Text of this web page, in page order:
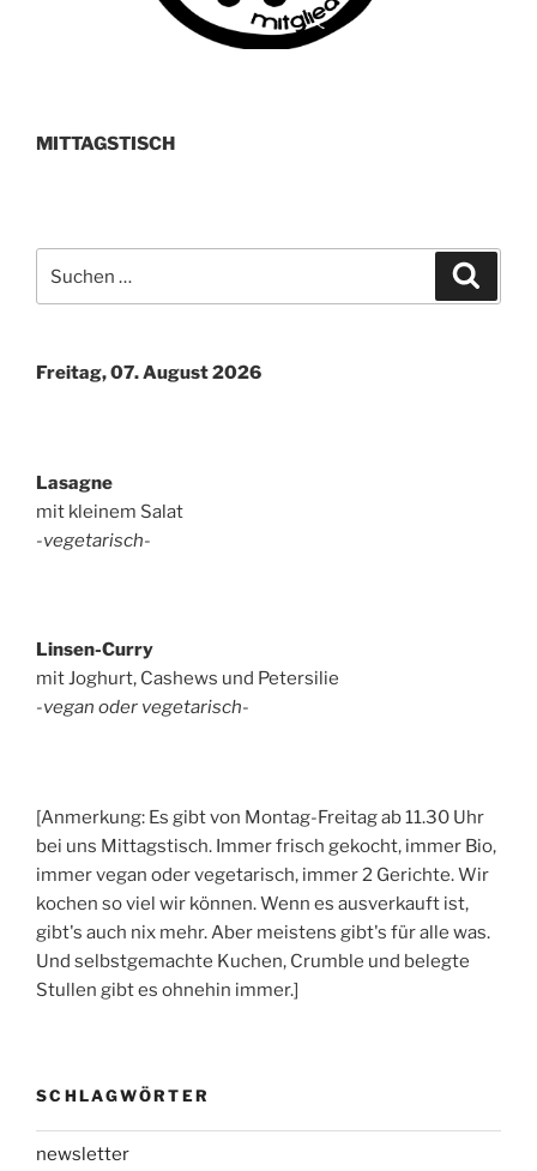
MITTAGSTISCH
nach:
Freitag, 07. August 2026
Lasagne
mit kleinem Salat
-vegetarisch-
Linsen-Curry
mit Joghurt, Cashews und Petersilie
-vegan oder vegetarisch-
[Anmerkung: Es gibt von Montag-Freitag ab 11.30 Uhr
bei uns Mittagstisch. Immer frisch gekocht, immer Bio,
immer vegan oder vegetarisch, immer 2 Gerichte. Wir
kochen so viel wir können. Wenn es ausverkauft ist,
gibt's auch nix mehr. Aber meistens gibt's für alle was.
Und selbstgemachte Kuchen, Crumble und belegte
Stullen gibt es ohnehin immer.]
SCHLAGWÖRTER
newsletter